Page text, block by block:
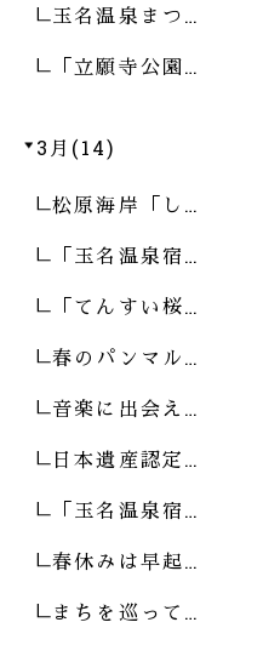
玉名温泉まつ…
「立願寺公園…
3月(14)
松原海岸「し…
「玉名温泉宿…
「てんすい桜…
春のパンマル…
音楽に出会え…
日本遺産認定…
「玉名温泉宿…
春休みは早起…
まちを巡って…